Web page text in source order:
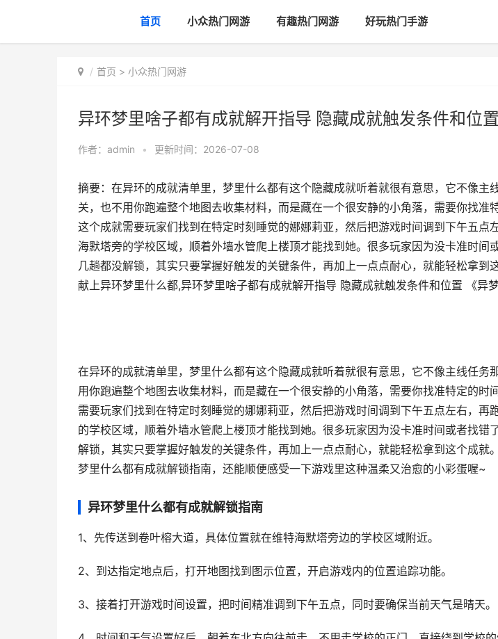
首页 小众热门网游 有趣热门网游 好玩热门手游
首页 > 小众热门网游
异环梦里啥子都有成就解开指导 隐藏成就触发条件和位置
作者： admin • 更新时间：2026-07-08
摘要：在异环的成就清单里，梦里什么都有这个隐藏成就听着就很有意思，它不像主
关，也不用你跑遍整个地图去收集材料，而是藏在一个很安静的小角落，需要你找准
这个成就需要玩家们找到在特定时刻睡觉的娜娜莉亚，然后把游戏时间调到下午五点
海默塔旁的学校区域，顺着外墙水管爬上楼顶才能找到她。很多玩家因为没卡准时间
几趟都没解锁，其实只要掌握好触发的关键条件，再加上一点点耐心，就能轻松拿到
献上异环梦里什么都,异环梦里啥子都有成就解开指导 隐藏成就触发条件和位置 《异梦
在异环的成就清单里，梦里什么都有这个隐藏成就听着就很有意思，它不像主线任务
用你跑遍整个地图去收集材料，而是藏在一个很安静的小角落，需要你找准特定的时
需要玩家们找到在特定时刻睡觉的娜娜莉亚，然后把游戏时间调到下午五点左右，再
的学校区域，顺着外墙水管爬上楼顶才能找到她。很多玩家因为没卡准时间或者找错
解锁，其实只要掌握好触发的关键条件，再加上一点点耐心，就能轻松拿到这个成就
梦里什么都有成就解锁指南，还能顺便感受一下游戏里这种温柔又治愈的小彩蛋喔~
异环梦里什么都有成就解锁指南
1、先传送到卷叶榕大道，具体位置就在维特海默塔旁边的学校区域附近。
2、到达指定地点后，打开地图找到图示位置，开启游戏内的位置追踪功能。
3、接着打开游戏时间设置，把时间精准调到下午五点，同时要确保当前天气是晴天。